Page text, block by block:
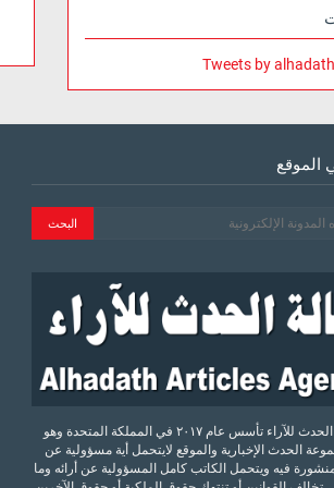
Tweets by
الموقع
موقع وكالة الحدث للآراء تأسس عام ٢٠١٧ في المملكة المتحدة وهو
الحدث الإخبارية والموقع لايتحمل أية مسؤولية عن
فيه ويتحمل الكاتب كامل المسؤولية عن أرائه وما